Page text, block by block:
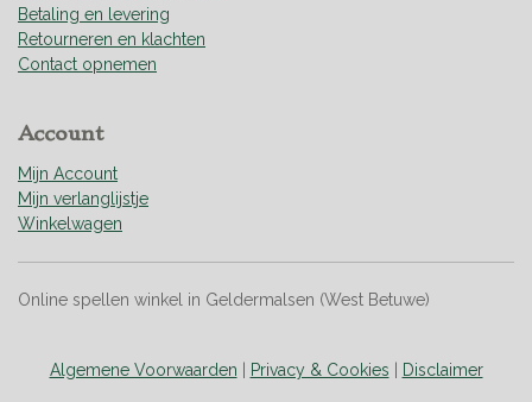
1
s
t
r
e
n
Betaling en levering
Retourneren en klachten
Contact opnemen
Account
Mijn Account
Mijn verlanglijstje
Winkelwagen
Online spellen winkel in Geldermalsen (West Betuwe)
Algemene Voorwaarden Privacy & Cookies Disclaimer